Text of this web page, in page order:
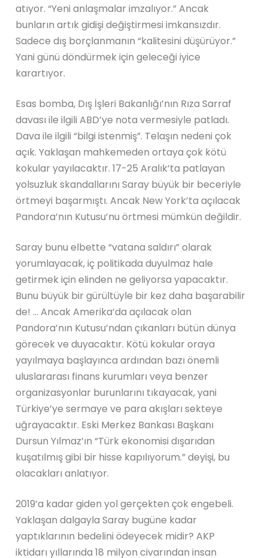
atıyor. “Yeni anlaşmalar imzalıyor.” Ancak
bunların artık gidişi değiştirmesi imkansızdır.
Sadece dış borçlanmanın “kalitesini düşürüyor.”
Yani günü döndürmek için geleceği iyice
karartıyor.
Esas bomba, Dış İşleri Bakanlığı’nın Rıza Sarraf
davası ile ilgili ABD’ye nota vermesiyle patladı.
Dava ile ilgili “bilgi istenmiş”. Telaşın nedeni çok
açık. Yaklaşan mahkemeden ortaya çok kötü
kokular yayılacaktır. 17-25 Aralık’ta patlayan
yolsuzluk skandallarını Saray büyük bir beceriyle
örtmeyi başarmıştı. Ancak New York’ta açılacak
Pandora’nın Kutusu’nu örtmesi mümkün değildir.
Saray bunu elbette “vatana saldırı” olarak
yorumlayacak, iç politikada duyulmaz hale
getirmek için elinden ne geliyorsa yapacaktır.
Bunu büyük bir gürültüyle bir kez daha başarabilir
de! … Ancak Amerika’da açılacak olan
Pandora’nın Kutusu’ndan çıkanları bütün dünya
görecek ve duyacaktır. Kötü kokular oraya
yayılmaya başlayınca ardından bazı önemli
uluslararası finans kurumları veya benzer
organizasyonlar burunlarını tıkayacak, yani
Türkiye’ye sermaye ve para akışları sekteye
uğrayacaktır. Eski Merkez Bankası Başkanı
Dursun Yılmaz’ın “Türk ekonomisi dışarıdan
kuşatılmış gibi bir hisse kapılıyorum.” deyişi, bu
olacakları anlatıyor.
2019’a kadar giden yol gerçekten çok engebeli.
Yaklaşan dalgayla Saray bugüne kadar
yaptıklarının bedelini ödeyecek midir? AKP
iktidarı yıllarında 18 milyon civarından insan